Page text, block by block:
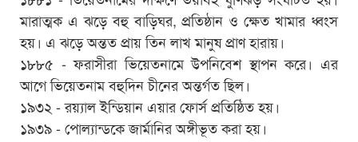
মারাত্মক এ ঝড়ে বহু বাড়িঘর, প্রতিষ্ঠান ও ক্ষেত খামার ধ্বংস
হয়। এ ঝড়ে অন্তত প্রায় তিন লাখ মানুষ প্রাণ হারায়।
১৮৮৫ - ফরাসীরা ভিয়েতনামে উপনিবেশ স্থাপন করে। এর
আগে ভিয়েতনাম বহুদিন চীনের অন্তর্গত ছিল।
১৯৩২ - রয়্যাল ইন্ডিয়ান এয়ার ফোর্স প্রতিষ্ঠিত হয়।
১৯৩৯ - পোল্যান্ডকে জার্মানির অঙ্গীভূত করা হয়।